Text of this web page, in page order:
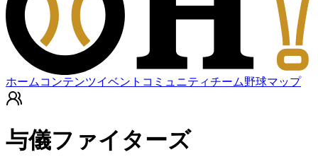
ホーム コンテンツイベント コミュニティチーム野球マップ
与儀ファイターズ